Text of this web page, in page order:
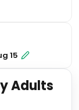
15
Adults